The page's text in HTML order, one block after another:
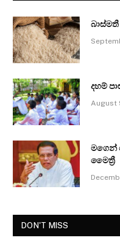
දහම්
August
මගෙන්
මෛත්‍රී
DON'T MISS